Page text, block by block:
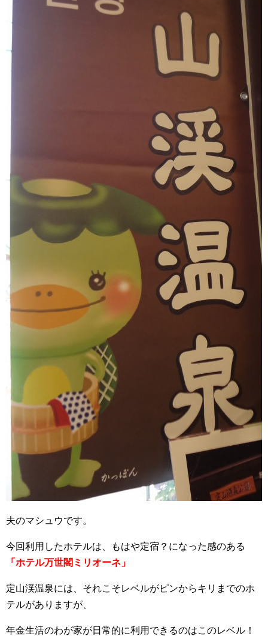
夫のマシュウです。
今回利用したホテルは、もはや定宿？になった感のある
「ホテル万世閣ミリオーネ」
定山渓温泉には、それこそレベルがピンからキリまでのホ
テルがありますが、
年金生活のわが家が日常的に利用できるのはこのレベル！